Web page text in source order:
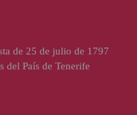
de 25 de julio de 1797
del País de Tenerife